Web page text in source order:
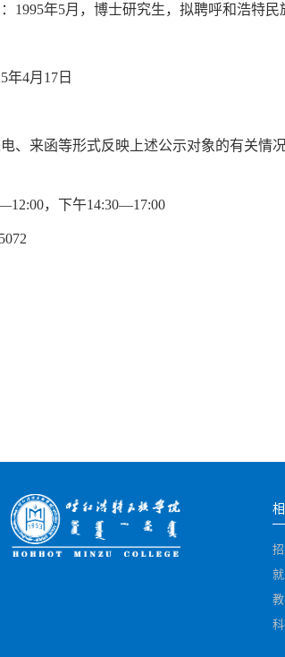
1995年5月，博士研究生，拟聘呼和浩特民
年4月17日
、来函等形式反映上述公示对象的有关情
，下午14:30—17:00